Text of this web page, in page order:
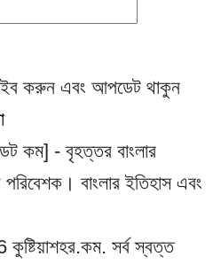
করুন এবং আপডেট থাকুন
ডট কম] - বৃহত্তর বাংলার
বাংলার ইতিহাস এবং
সর্ব স্বত্ত